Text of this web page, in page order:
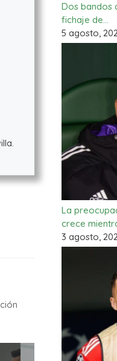
Dos bandos
fichaje de…
5 agosto,
La
crece
3 agosto,